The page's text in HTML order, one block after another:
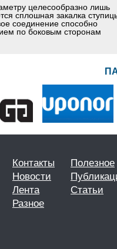
целесообразно лишь
сплошная закалка
соединение способно
по боковым сторонам
Контакты
Новости
Лента
Полезное
Статьи
Разное